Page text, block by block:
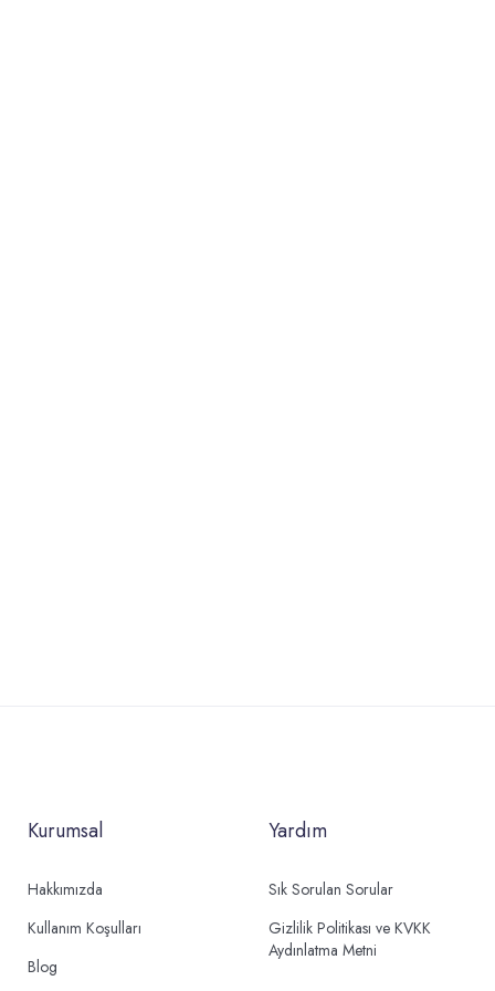
Kurumsal
Hakkımızda
Kullanım Koşulları
Blog
Yardım
Sık Sorulan Sorular
Gizlilik Politikası ve KVKK
Aydınlatma Metni